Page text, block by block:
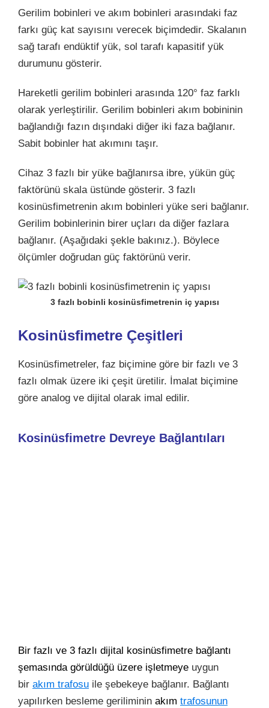
Gerilim bobinleri ve akım bobinleri arasındaki faz
farkı güç kat sayısını verecek biçimdedir. Skalanın
sağ tarafı endüktif yük, sol tarafı kapasitif yük
durumunu gösterir.
Hareketli gerilim bobinleri arasında 120° faz farklı
olarak yerleştirilir. Gerilim bobinleri akım bobininin
bağlandığı fazın dışındaki diğer iki faza bağlanır.
Sabit bobinler hat akımını taşır.
Cihaz 3 fazlı bir yüke bağlanırsa ibre, yükün güç
faktörünü skala üstünde gösterir. 3 fazlı
kosinüsfimetrenin akım bobinleri yüke seri bağlanır.
Gerilim bobinlerinin birer uçları da diğer fazlara
bağlanır. (Aşağıdaki şekle bakınız.). Böylece
ölçümler doğrudan güç faktörünü verir.
3 fazlı bobinli kosinüsfimetrenin iç yapısı
Kosinüsfimetre Çeşitleri
Kosinüsfimetreler, faz biçimine göre bir fazlı ve 3
fazlı olmak üzere iki çeşit üretilir. İmalat biçimine
göre analog ve dijital olarak imal edilir.
Kosinüsfimetre Devreye Bağlantıları
Bir fazlı ve 3 fazlı dijital kosinüsfimetre bağlantı
şemasında görüldüğü üzere işletmeye uygun
bir akım trafosu ile şebekeye bağlanır. Bağlantı
yapılırken besleme geriliminin akım trafosunun